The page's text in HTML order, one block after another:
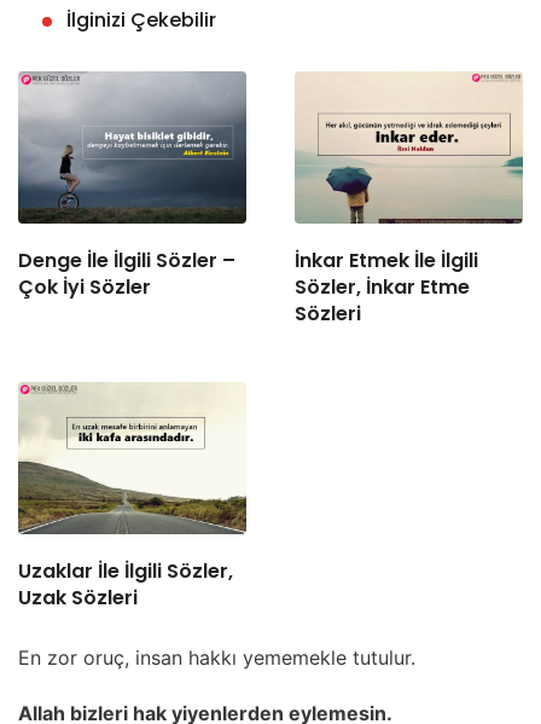
İlginizi Çekebilir
Denge İle İlgili Sözler –
Çok İyi Sözler
İnkar Etmek İle İlgili
Sözler, İnkar Etme
Sözleri
Uzaklar İle İlgili Sözler,
Uzak Sözleri
En zor oruç, insan hakkı yememekle tutulur.
Allah bizleri hak yiyenlerden eylemesin.